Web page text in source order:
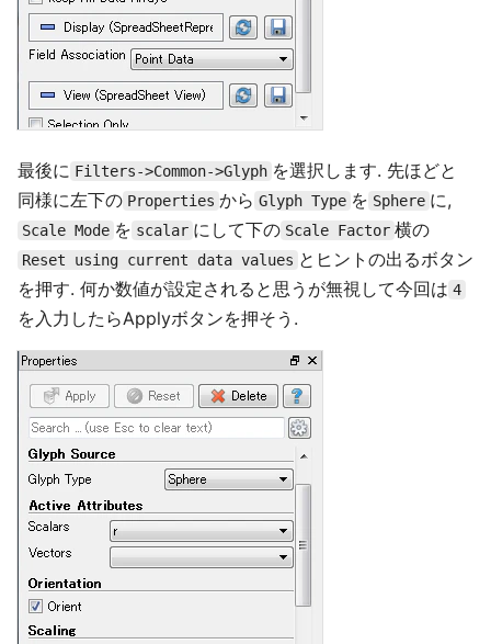
最後に Filters->Common->Glyph を選択します. 先ほどと
同様に左下の Properties から Glyph Type を Sphere に,
Scale Mode を scalar にして下の Scale Factor 横の
Reset using current data values とヒントの出るボタン
を押す. 何か数値が設定されると思うが無視して今回は 4
を入力したらApplyボタンを押そう.